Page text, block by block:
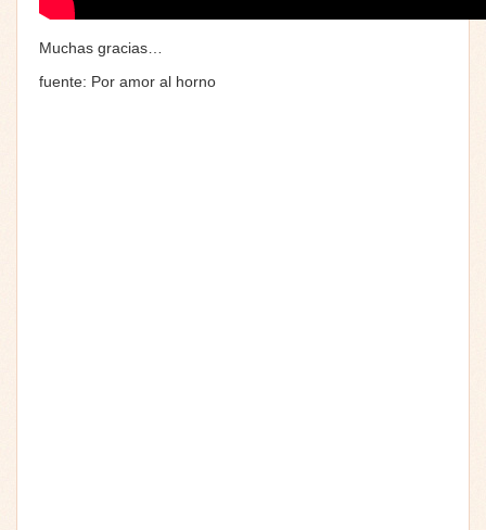
Muchas gracias…
fuente: Por amor al horno